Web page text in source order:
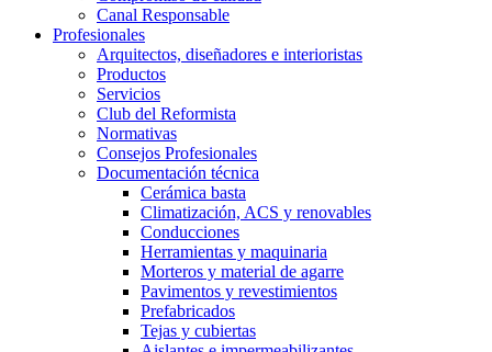
Canal Responsable
Profesionales
Arquitectos, diseñadores e interioristas
Productos
Servicios
Club del Reformista
Normativas
Consejos Profesionales
Documentación técnica
Cerámica basta
Climatización, ACS y renovables
Conducciones
Herramientas y maquinaria
Morteros y material de agarre
Pavimentos y revestimientos
Prefabricados
Tejas y cubiertas